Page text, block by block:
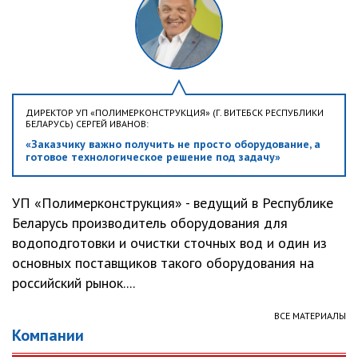
ДИРЕКТОР УП «ПОЛИМЕРКОНСТРУКЦИЯ» (Г. ВИТЕБСК РЕСПУБЛИКИ
БЕЛАРУСЬ) СЕРГЕЙ ИВАНОВ:
«Заказчику важно получить не просто оборудование, а
готовое технологическое решение под задачу»
УП «Полимерконструкция» - ведущий в Республике
Беларусь производитель оборудования для
водоподготовки и очистки сточных вод и один из
основных поставщиков такого оборудования на
российский рынок....
ВСЕ МАТЕРИАЛЫ
Компании